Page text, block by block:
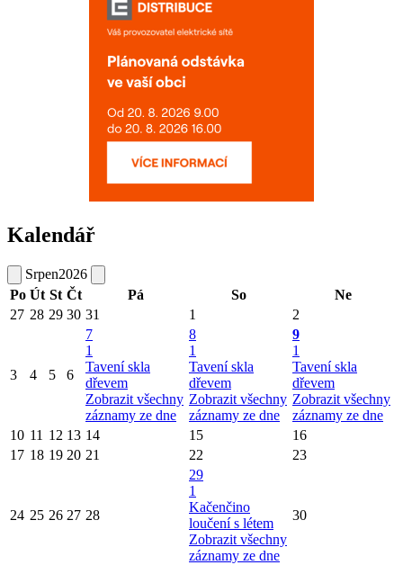
Kalendář
Srpen2026
Po Út St Čt Pá So
Ne
27 28 29 30 31 1 2
3 4 5 6
7
1
Tavení skla
dřevem
Zobrazit všechny
záznamy ze dne
8
1
Tavení skla
dřevem
Zobrazit všechny
záznamy ze dne
9
1
Tavení skla
dřevem
Zobrazit všechny
záznamy ze dne
10 11 12 13 14 15
16
17 18 19 20 21 22 23
24 25 26 27 28
29
1
Kačenčino
loučení s létem
Zobrazit všechny
záznamy ze dne
30